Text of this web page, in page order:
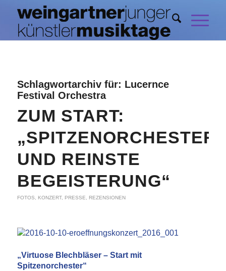
Schlagwortarchiv für: Lucernce
Festival Orchestra
ZUM START:
„SPITZENORCHESTER
UND REINSTE
BEGEISTERUNG“
FOTOS KONZERT, PRESSE REZENSIONEN
„Virtuose Blechbläser – Start mit
Spitzenorchester“